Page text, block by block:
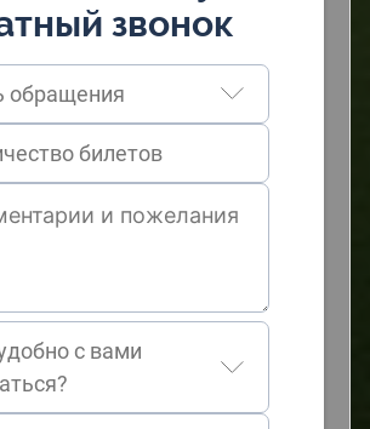
звонок
обращения
с вами